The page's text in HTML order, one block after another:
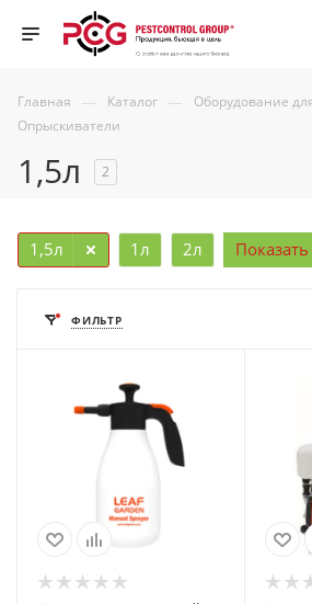
Главная — Каталог — Оборудование
Опрыскиватели
1,5л 2
1л
1,5л 2л
ФИЛЬТР